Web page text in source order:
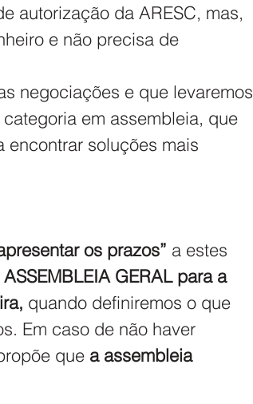
autorização da ARESC, mas,
e não precisa de
negociações e que levaremos
em assembleia, que
encontrar soluções mais
os prazos” a estes
ASSEMBLEIA GERAL para a
quando definiremos o que
Em caso de não haver
que a assembleia